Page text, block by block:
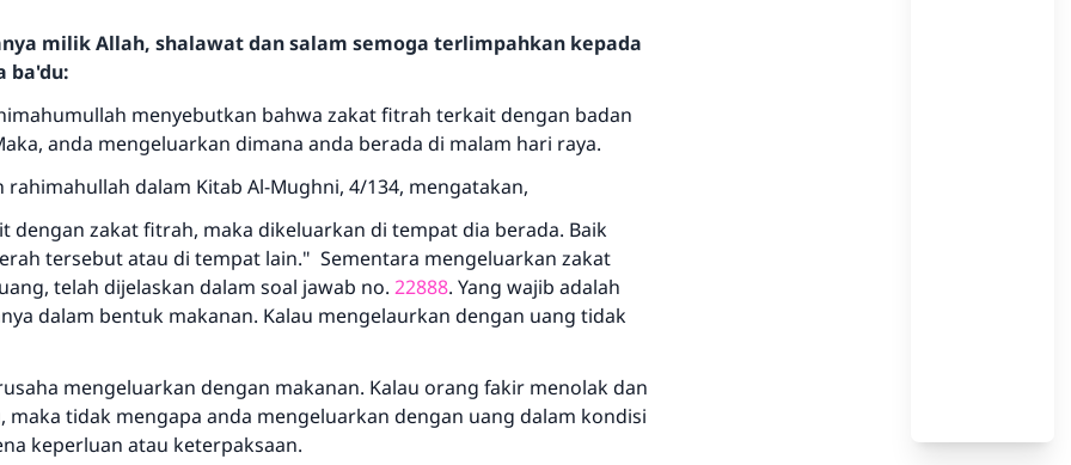
milik Allah, shalawat dan salam semoga terlimpahkan kepada
ba'du:
menyebutkan bahwa zakat fitrah terkait dengan badan
anda mengeluarkan dimana anda berada di malam hari raya.
rahimahullah dalam Kitab Al-Mughni, 4/134, mengatakan,
dengan zakat fitrah, maka dikeluarkan di tempat dia berada. Baik
tersebut atau di tempat lain." Sementara mengeluarkan zakat
telah dijelaskan dalam soal jawab no. 22888. Yang wajib adalah
dalam bentuk makanan. Kalau mengelaurkan dengan uang tidak
mengeluarkan dengan makanan. Kalau orang fakir menolak dan
maka tidak mengapa anda mengeluarkan dengan uang dalam kondisi
keperluan atau keterpaksaan.
Jawaban no. 110845 menyelamatkan
pernikahan.
Bantu kami dalam memberikan jawaban untuk umat
"Siapa yang menunjukkan suatu kebaikan, meka dia akan
mendapatkan pahala yang sama dengan orang yang
melakukannya"